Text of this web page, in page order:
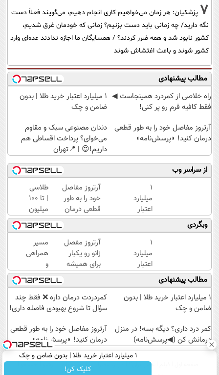
7 پزشکیان: هر زمان می‌خواهیم کاری انجام دهیم، می‌گویند فعلاً دست
نگه دارید/ چه زمانی باید دست بزنیم؟ زمانی که خودمان غرق شدیم،
کشور نابود شد و همه ضرر کردند؟ / همسایگان ما اجازه ندادند عده‌ای وارد
کشور شوند و باعث اغتشاش شوند
مطالب پیشنهادی
‌راه خلاصی از کمردرد همینجاست ◀
فقط کافیه فرم رو پر کنی!
۱ میلیارد اعتبار خرید طلا | بدون
ضامن و چک
آرتروز مفاصل خود را به طور قطعی
درمان کنید! ◗پرسش‌نامه◖
دندان مصنوعی سبک و مقاوم
می‌خوای؟ پرداخت اقساطی هم
داریم!😍 | 📍تهران
از سراسر وب
۱
میلیارد
اعتبار
خرید
طلا |
بدون
ضامن
و چک
آرتروز مفاصل
خود را به طور
قطعی درمان
کنید!
◗پرسش‌نامه◖
طلاسی
| تا 100
میلیون
وام
آنی
خرید
طلا💰
ثبت
نام
کن!
وبگردی
۱
میلیارد
اعتبار
خرید
طلا |
بدون
آرتروز مفصل
زانو رو یکبار
برای همیشه
درمان کن!
◗پرسش‌نامه◖
مسیر
همراهی
و
گزارش
عملکرد
گروه
اسنپ
۱۴۰۴
مطالب پیشنهادی
۱ میلیارد اعتبار خرید طلا | بدون
ضامن و چک
‌کمردردت درمان داره ❌ فقط چند
سؤال تا شروع بهبودی فاصله‌ داری!
کمر درد داری؟ دیگه بسه! در منزل
درمانش کن (◀پرسش‌نامه)
آرتروز مفاصل خود را به طور قطعی
درمان کنید! ◗پرسش‌نامه◖
۱ میلیارد اعتبار خرید طلا | بدون ضامن و چک
کلیک کن!
عصر ایران۲ درباره عصرایران تماس با ما